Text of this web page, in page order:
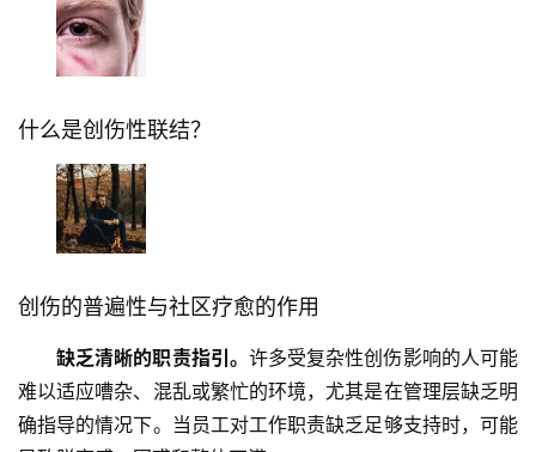
什么是创伤性联结？
创伤的普遍性与社区疗愈的作用
缺乏清晰的职责指引。 许多受复杂性创伤影响的人可能
难以适应嘈杂、混乱或繁忙的环境，尤其是在管理层缺乏明
确指导的情况下。当员工对工作职责缺乏足够支持时，可能